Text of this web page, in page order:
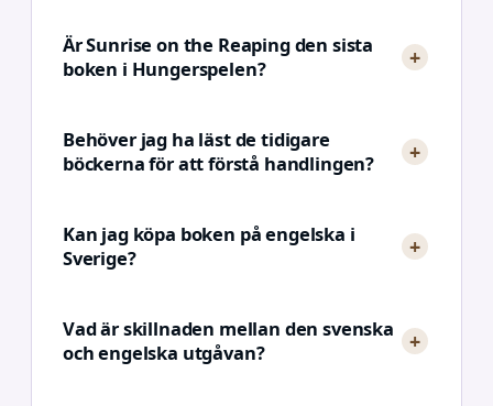
Är Sunrise on the Reaping den sista
boken i Hungerspelen?
Behöver jag ha läst de tidigare
böckerna för att förstå handlingen?
Kan jag köpa boken på engelska i
Sverige?
Vad är skillnaden mellan den svenska
och engelska utgåvan?